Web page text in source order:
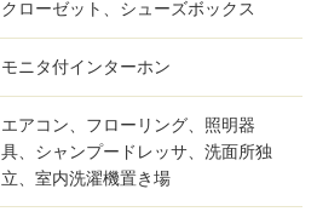
クローゼット、シューズボックス
モニタ付インターホン
エアコン、フローリング、照明器
具、シャンプードレッサ、洗面所独
立、室内洗濯機置き場